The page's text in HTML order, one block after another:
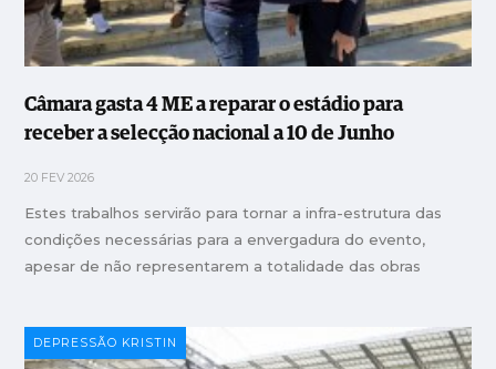
Câmara gasta 4 ME a reparar o estádio para
receber a selecção nacional a 10 de Junho
20 FEV 2026
Estes trabalhos servirão para tornar a infra-estrutura das
condições necessárias para a envergadura do evento,
apesar de não representarem a totalidade das obras
DEPRESSÃO KRISTIN